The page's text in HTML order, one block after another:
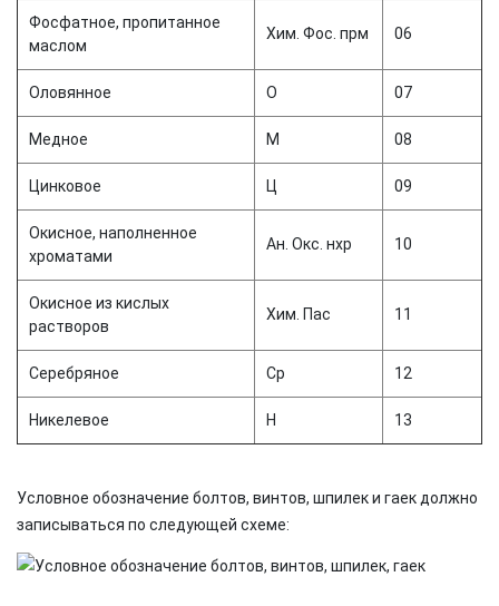
Фосфатное, пропитанное
маслом
Хим. Фос. прм 06
Оловянное О 07
Медное М 08
Цинковое Ц 09
Окисное, наполненное
хроматами
Ан. Окс. нхр 10
Окисное из кислых
растворов
Хим. Пас 11
Серебряное Ср 12
Никелевое Н 13
Условное обозначение болтов, винтов, шпилек и гаек должно
записываться по следующей схеме: